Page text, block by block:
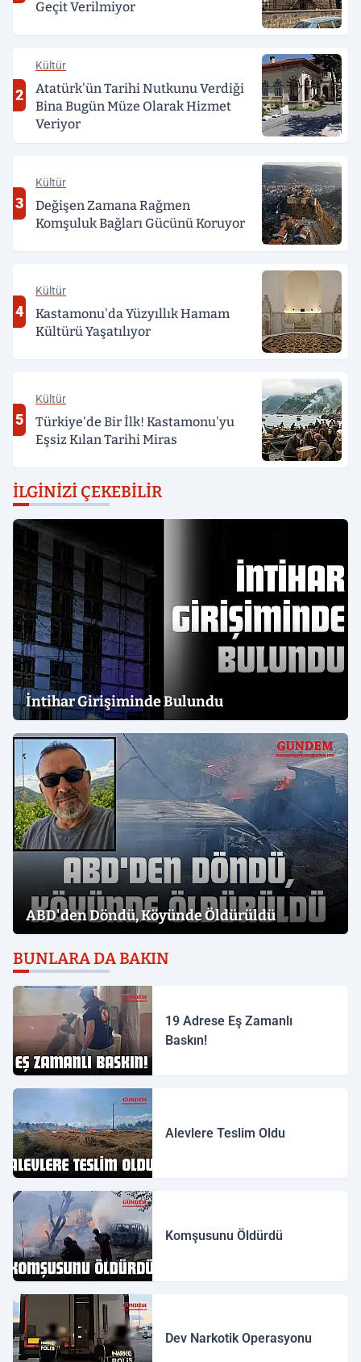
Geçit Verilmiyor
2
Kültür
Atatürk'ün Tarihi Nutkunu Verdiği
Bina Bugün Müze Olarak Hizmet
Veriyor
3
Kültür
Değişen Zamana Rağmen
Komşuluk Bağları Gücünü Koruyor
4
Kültür
Kastamonu'da Yüzyıllık Hamam
Kültürü Yaşatılıyor
5
Kültür
Türkiye'de Bir İlk! Kastamonu'yu
Eşsiz Kılan Tarihi Miras
İLGINIZI ÇEKEBILIR
İntihar Girişiminde Bulundu
ABD'den Döndü, Köyünde Öldürüldü
BUNLARA DA BAKIN
19 Adrese Eş Zamanlı
Baskın!
Alevlere Teslim Oldu
Komşusunu Öldürdü
Dev Narkotik Operasyonu